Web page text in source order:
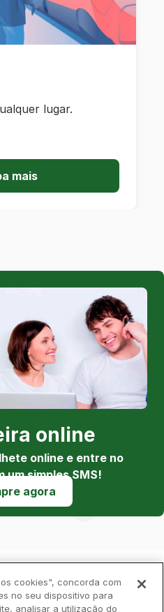
lugar.
mais
online
online e entre no
um simples SMS!
agora
Livro de Reclamações
cookies", concorda com
no seu dispositivo para
analisar a utilização do